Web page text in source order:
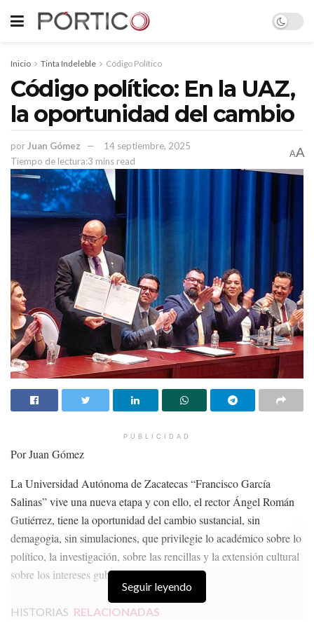
Inicio Tinta Indeleble Código Político
Código político: En la UAZ,
la oportunidad del cambio
por Juan Gómez
14 septiembre, 2025
Tiempo de lectura:3 mins read
AA
PUBLICIDAD
Por Juan Gómez
La Universidad Autónoma de Zacatecas “Francisco García
Salinas” vive una nueva etapa y con ello, el rector Ángel Román
Gutiérrez, tiene la oportunidad del cambio sustancial, sin
demagogia, sin simulaciones, que privilegie lo académico sobre lo
político, la investigación, sobre las rencillas y la extensión cultural
sobre los intereses gubernamentales.
HISTORIAS RELACIONADAS
Seguir leyendo